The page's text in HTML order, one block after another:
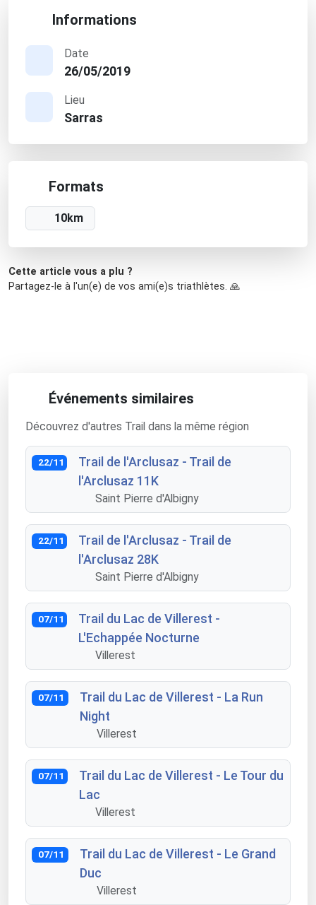
Informations
Date
26/05/2019
Lieu
Sarras
Formats
10km
Cette article vous a plu ?
Partagez-le à l'un(e) de vos ami(e)s triathlètes. 🙏
Événements similaires
Découvrez d'autres Trail dans la même région
22/11
Trail de l'Arclusaz - Trail de
l'Arclusaz 11K
Saint Pierre d'Albigny
22/11
Trail de l'Arclusaz - Trail de
l'Arclusaz 28K
Saint Pierre d'Albigny
07/11
Trail du Lac de Villerest -
L'Echappée Nocturne
Villerest
07/11
Trail du Lac de Villerest - La Run
Night
Villerest
07/11
Trail du Lac de Villerest - Le Tour du
Lac
Villerest
07/11
Trail du Lac de Villerest - Le Grand
Duc
Villerest